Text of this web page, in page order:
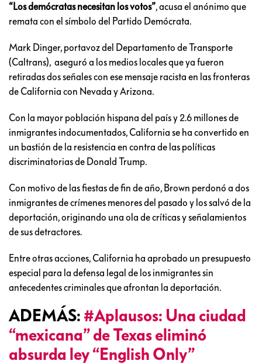
“Los demócratas necesitan los votos”, acusa el anónimo que
remata con el símbolo del Partido Demócrata.
Mark Dinger, portavoz del Departamento de Transporte
(Caltrans), aseguró a los medios locales que ya fueron
retiradas dos señales con ese mensaje racista en las fronteras
de California con Nevada y Arizona.
Con la mayor población hispana del país y 2.6 millones de
inmigrantes indocumentados, California se ha convertido en
un bastión de la resistencia en contra de las políticas
discriminatorias de Donald Trump.
Con motivo de las fiestas de fin de año, Brown perdonó a dos
inmigrantes de crímenes menores del pasado y los salvó de la
deportación, originando una ola de críticas y señalamientos
de sus detractores.
Entre otras acciones, California ha aprobado un presupuesto
especial para la defensa legal de los inmigrantes sin
antecedentes criminales que afrontan la deportación.
ADEMÁS: #Aplausos: Una ciudad
“mexicana” de Texas eliminó
absurda ley “English Only”